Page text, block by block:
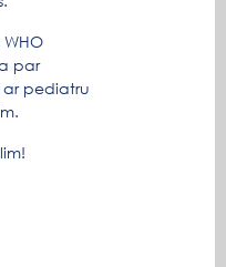
par
ar pediatru